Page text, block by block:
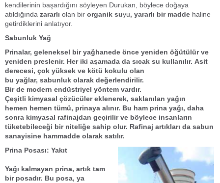
kendilerinin başardığını söyleyen Durukan, böylece doğaya
atıldığında zararlı olan bir organik suyu, yararlı bir madde haline
getirdiklerini anlatıyor.
Sabunluk Yağ
Prinalar, geleneksel bir yağhanede önce yeniden öğütülür ve
yeniden preslenir. Her iki aşamada da sıcak su kullanılır. Asit
derecesi, çok yüksek ve kötü kokulu olan
bu yağlar, sabunluk olarak değerlendirilir.
Bir de modern endüstriyel yöntem vardır.
Çeşitli kimyasal çözücüler eklenerek, saklanılan yağın
hemen hemen tümü, prinaya alınır. Bu ham prina yağı, daha
sonra kimyasal rafinajdan geçirilir ve böylece insanların
tüketebileceği bir niteliğe sahip olur. Rafinaj artıkları da sabun
sanayisine hammadde olarak satılır.
Prina Posası: Yakıt
Yağı kalmayan prina, artık tam
bir posadır. Bu posa, ya